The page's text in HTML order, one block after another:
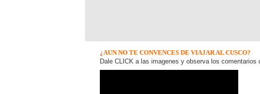
¿AUN NO TE CONVENCES DE VIAJAR AL CUSCO?
Dale CLICK a las imagenes y observa los